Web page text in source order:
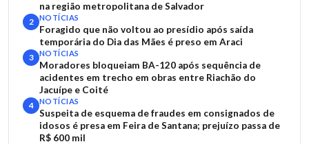
na região metropolitana de Salvador
2 NOTÍCIAS
Foragido que não voltou ao presídio após saída
temporária do Dia das Mães é preso em Araci
3 NOTÍCIAS
Moradores bloqueiam BA-120 após sequência de
acidentes em trecho em obras entre Riachão do
Jacuípe e Coité
4 NOTÍCIAS
Suspeita de esquema de fraudes em consignados de
idosos é presa em Feira de Santana; prejuízo passa de
R$ 600 mil